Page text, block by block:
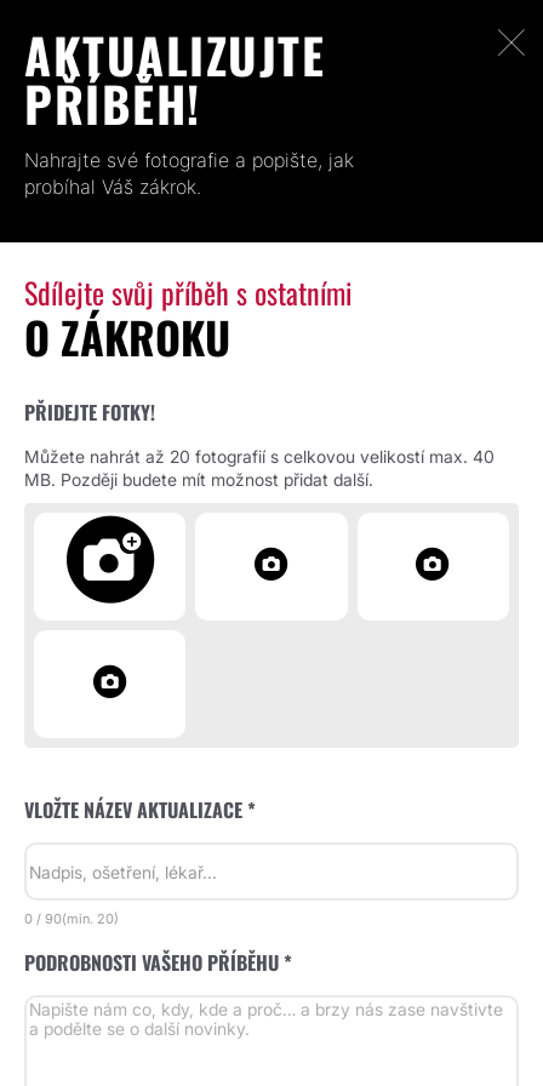
AKTUALIZUJTE
PŘÍBĚH!
Nahrajte své fotografie a popište, jak
probíhal Váš zákrok.
Sdílejte svůj příběh s ostatními
O ZÁKROKU
PŘIDEJTE FOTKY!
Můžete nahrát až 20 fotografií s celkovou velikostí max. 40
MB. Později budete mít možnost přidat další.
VLOŽTE NÁZEV AKTUALIZACE *
0 / 90(min. 20)
PODROBNOSTI VAŠEHO PŘÍBĚHU *